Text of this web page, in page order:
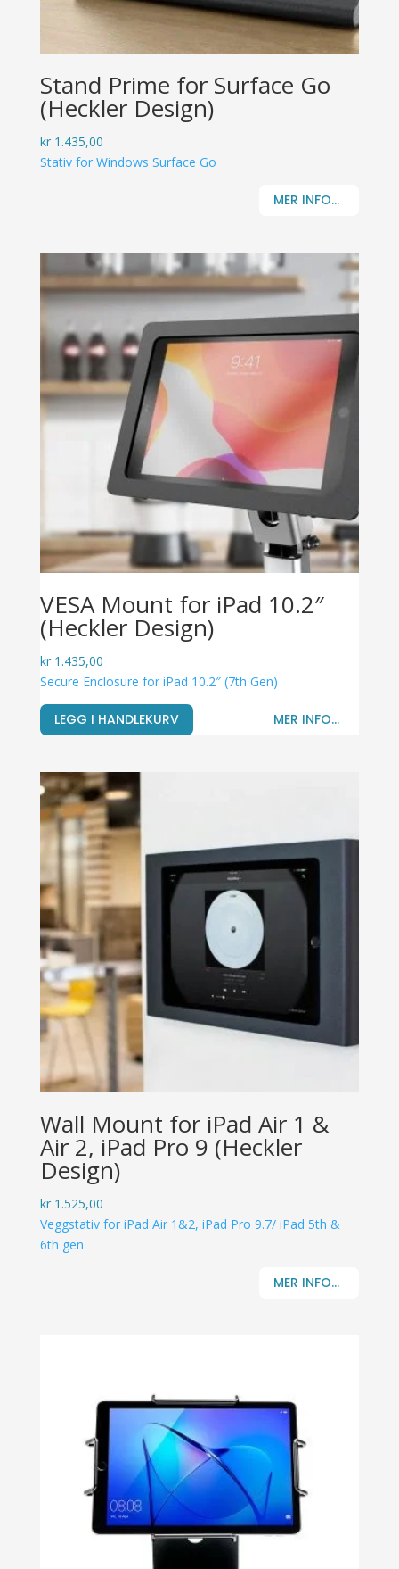
Stand Prime for Surface Go
(Heckler Design)
kr1.435,00
Stativ for Windows Surface Go
MER INFO...
VESA Mount for iPad 10.2″
(Heckler Design)
kr1.435,00
Secure Enclosure for iPad 10.2″ (7th Gen)
LEGG I HANDLEKURV MER INFO...
Wall Mount for iPad Air 1 &
Air 2, iPad Pro 9 (Heckler
Design)
kr1.525,00
Veggstativ for iPad Air 1&2, iPad Pro 9.7/ iPad 5th &
6th gen
MER INFO...